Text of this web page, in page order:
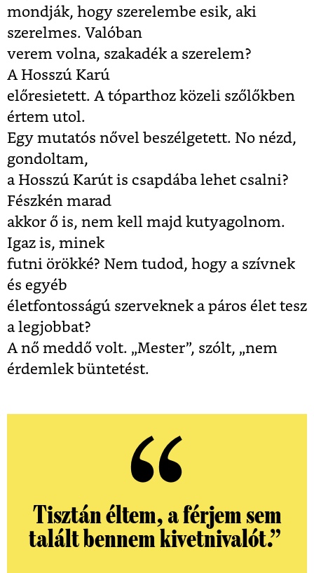
mondják, hogy szerelembe esik, aki
szerelmes. Valóban
verem volna, szakadék a szerelem?
A Hosszú Karú
előresietett. A tóparthoz közeli szőlőkben
értem utol.
Egy mutatós nővel beszélgetett. No nézd,
gondoltam,
a Hosszú Karút is csapdába lehet csalni?
Fészkén marad
akkor ő is, nem kell majd kutyagolnom.
Igaz is, minek
futni örökké? Nem tudod, hogy a szívnek
és egyéb
életfontosságú szerveknek a páros élet tesz
a legjobbat?
A nő meddő volt. „Mester”, szólt, „nem
érdemlek büntetést.
Tisztán éltem, a férjem sem
talált bennem kivetnivalót.”